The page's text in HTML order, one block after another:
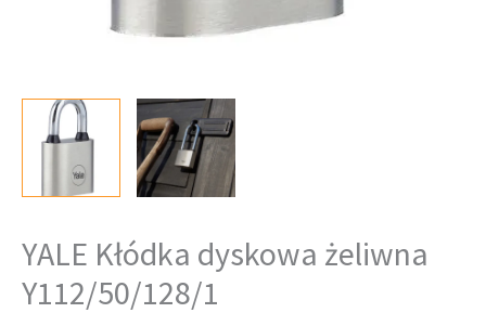
YALE Kłódka dyskowa żeliwna
Y112/50/128/1